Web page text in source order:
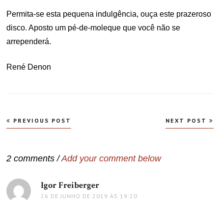
Permita-se esta pequena indulgência, ouça este prazeroso
disco. Aposto um pé-de-moleque que você não se
arrependerá.
René Denon
Navegação
de
PREVIOUS POST NEXT POST
2 comments /Add your comment below
Igor Freiberger
26 DE JUNHO DE 2019 ÀS 19:20